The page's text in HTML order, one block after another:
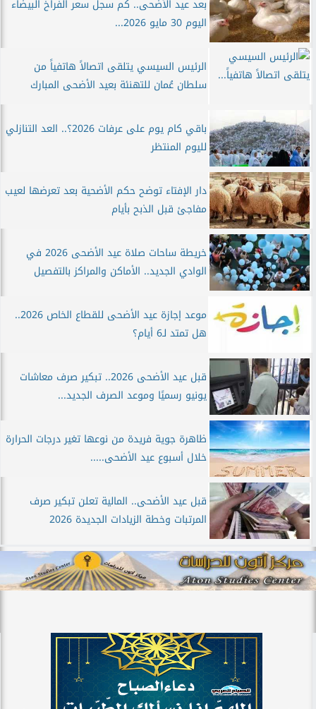
بعد عيد الأضحى.. كم سجل سعر الفراخ البيضاء
اليوم 30 مايو 2026...
الرئيس السيسي يتلقى اتصالاً هاتفياً من
سلطان عُمان للتهنئة بعيد الأضحى المبارك
باقي كام يوم على عرفات 2026؟.. العد التنازلي
لليوم المنتظر
دار الإفتاء توضح حكم الأضحية بعد تعرضها لعيب
مفاجئ قبل الذبح بأيام
خريطة ساحات صلاة عيد الأضحى 2026 في
الوادي الجديد.. الأماكن والمراكز بالتفصيل
موعد إجازة عيد الأضحى للقطاع الخاص 2026..
هل تمتد لـ6 أيام؟
قبل عيد الأضحى 2026.. تبكير صرف معاشات
يونيو رسميًا وموعد الصرف الجديد...
ظاهرة جوية فريدة من نوعها تغير درجات الحرارة
خلال أسبوع عيد الأضحى.....
قبل عيد الأضحى.. المالية تعلن تبكير صرف
المرتبات وخطة الزيادات الجديدة 2026